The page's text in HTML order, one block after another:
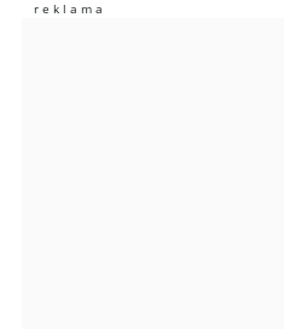
Imię (Wymagane)